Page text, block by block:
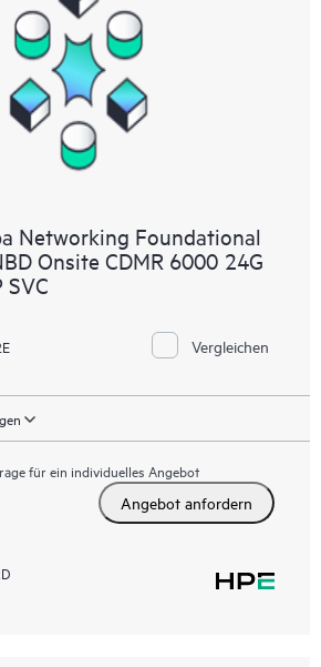
Networking Foundational
Onsite CDMR 6000 24G
SVC
Vergleichen
für ein individuelles Angebot
Angebot anfordern